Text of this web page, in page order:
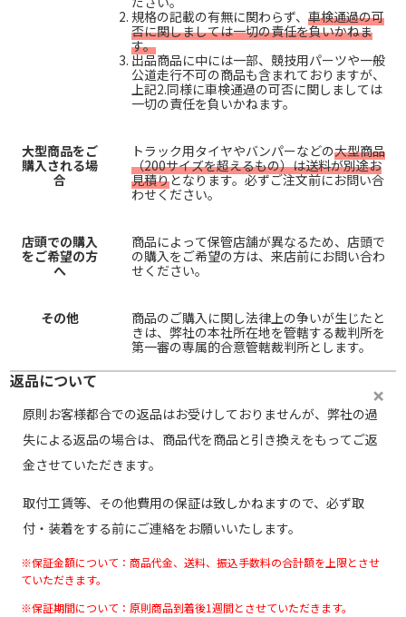
規格の記載の有無に関わらず、 車検通過の可
否に関しましては一切の責任を負いかねま
す。
出品商品に中には一部、競技用パーツや一般
公道走行不可の商品も含まれておりますが、
上記2.同様に車検通過の可否に関しましては
一切の責任を負いかねます。
大型商品をご
購入される場
合
トラック用タイヤやバンパーなどの大型商品
（200サイズを超えるもの）は送料が別途お
見積りとなります。必ずご注文前にお問い合
わせください。
店頭での購入
をご希望の方
へ
商品によって保管店舗が異なるため、店頭で
の購入をご希望の方は、来店前にお問い合わ
せください。
その他
商品のご購入に関し法律上の争いが生じたと
きは、弊社の本社所在地を管轄する裁判所を
第一審の専属的合意管轄裁判所とします。
返品について
原則お客様都合での返品はお受けしておりませんが、弊社の過
失による返品の場合は、商品代を商品と引き換えをもってご返
金させていただきます。
取付工賃等、その他費用の保証は致しかねますので、必ず取
付・装着をする前にご連絡をお願いいたします。
※保証金額について：商品代金、送料、振込手数料の合計額を上限とさせ
ていただきます。
※保証期間について：原則商品到着後1週間とさせていただきます。